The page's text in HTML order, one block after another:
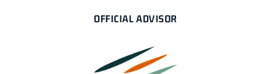
OFFICIAL ADVISOR